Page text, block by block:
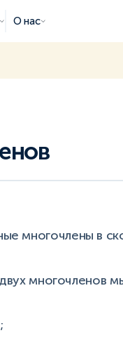
О нас
многочлены в
многочленов